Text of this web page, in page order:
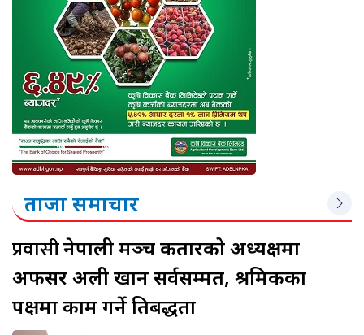
ताजा समाचार
प्रवासीनेपाली मञ्च कतारको अध्यक्षमा
अफसर अली खान सर्वसम्मत, श्रमिकका
पक्षमा काम गर्ने प्रतिबद्धता